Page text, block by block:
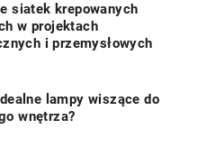
siatek krepowanych
w projektach
i przemysłowych
lampy wiszące do
wnętrza?